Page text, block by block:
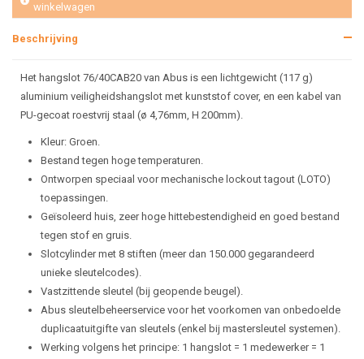
winkelwagen
Beschrijving
Het hangslot 76/40CAB20 van Abus is een lichtgewicht (117 g)
aluminium veiligheidshangslot met kunststof cover, en een kabel van
PU-gecoat roestvrij staal (ø 4,76mm, H 200mm).
Kleur: Groen.
Bestand tegen hoge temperaturen.
Ontworpen speciaal voor mechanische lockout tagout (LOTO)
toepassingen.
Geïsoleerd huis, zeer hoge hittebestendigheid en goed bestand
tegen stof en gruis.
Slotcylinder met 8 stiften (meer dan 150.000 gegarandeerd
unieke sleutelcodes).
Vastzittende sleutel (bij geopende beugel).
Abus sleutelbeheerservice voor het voorkomen van onbedoelde
duplicaatuitgifte van sleutels (enkel bij mastersleutel systemen).
Werking volgens het principe: 1 hangslot = 1 medewerker = 1